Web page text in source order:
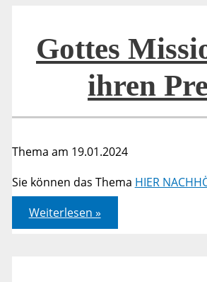
Gottes
ihren
Thema am 19.01.2024
Sie können das Thema HIER
Gottes
Mission
hat
Weiterlesen »